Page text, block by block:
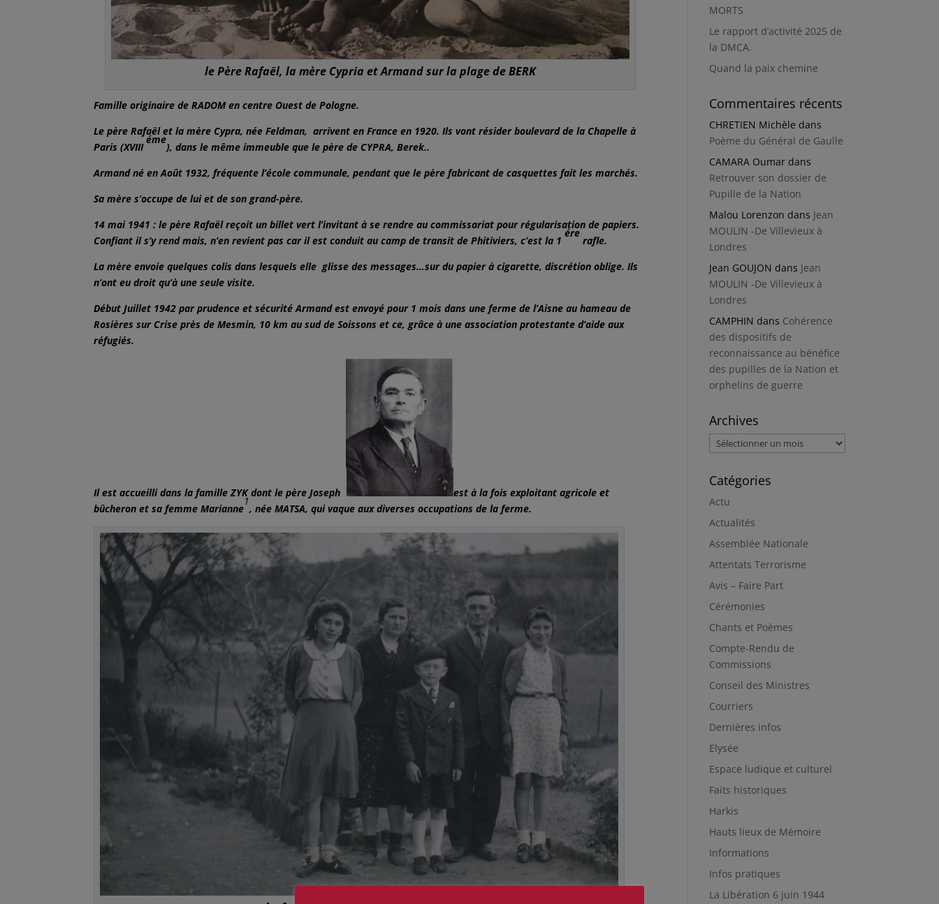
le Père Rafaël, la mère Cypria et Armand sur la plage de BERK
Famille originaire de RADOM en centre Ouest de Pologne.
Le père Rafaël et la mère Cypra, née Feldman, arrivent en France en 1920. Ils vont résider boulevard de la Chapelle à
Paris (XVIII
éme
), dans le même immeuble que le père de CYPRA, Berek..
Armand né en Août 1932, fréquente l’école communale, pendant que le père fabricant de casquettes fait les marchés.
Sa mère s’occupe de lui et de son grand-père.
14 mai 1941 : le père Rafaël reçoit un billet vert l’invitant à se rendre au commissariat pour régularisation de papiers.
Confiant il s’y rend mais, n’en revient pas car il est conduit au camp de transit de Phitiviers, c’est la 1
ére
rafle.
La mère envoie quelques colis dans lesquels elle glisse des messages…sur du papier à cigarette, discrétion oblige. Ils
n’ont eu droit qu’à une seule visite.
Début Juillet 1942 par prudence et sécurité Armand est envoyé pour 1 mois dans une ferme de l’Aisne au hameau de
Rosières sur Crise près de Mesmin, 10 km au sud de Soissons et ce, grâce à une association protestante d’aide aux
réfugiés.
Il est accueilli dans la famille ZYK dont le père Joseph
est à la fois exploitant agricole et
bûcheron et sa femme Marianne
1
, née MATSA, qui vaque aux diverses occupations de la ferme.
MORTS
Le rapport d’activité 2025 de
la DMCA.
Quand la paix chemine
Commentaires récents
CHRETIEN Michèle dans
Poème du Général de Gaulle
CAMARA Oumar dans
Retrouver son dossier de
Pupille de la Nation
Malou Lorenzon dans Jean
MOULIN -De Villevieux à
Londres
Jean GOUJON dans Jean
MOULIN -De Villevieux à
Londres
CAMPHIN dans Cohérence
des dispositifs de
reconnaissance au bénéfice
des pupilles de la Nation et
orphelins de guerre
Archives
Archives
Catégories
Actu
Actualités
Assemblée Nationale
Attentats Terrorisme
Avis – Faire Part
Cérémonies
Chants et Poèmes
Compte-Rendu de
Commissions
Conseil des Ministres
Courriers
Dernières infos
Elysée
Espace ludique et culturel
Faits historiques
Harkis
Hauts lieux de Mémoire
Informations
Infos pratiques
La Libération 6 juin 1944